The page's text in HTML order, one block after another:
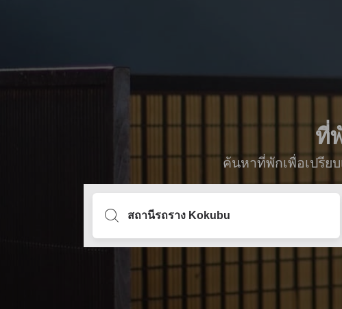
ที่
ค้นหาที่พักเพื่อเปรีย